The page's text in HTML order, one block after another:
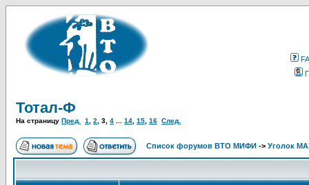
Тотал-Ф
На страницу Пред. 1 2 3 4 14 15 16 След.
Список форумов ВТО МИФИ -> Уголок